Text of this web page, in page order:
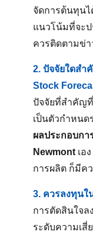
จัดการต้นทุน
แนวโน้มที่จะ
ควรติดตามข่า
2. ปัจจัยใดส
Stock
ปัจจัยที่สำคัญ
เป็นตัวกำหน
ผลประกอบกา
Newmont เอ
การผลิต ก็มีค
3. ควรลงทุนใ
การตัดสินใจ
ระดับความเสี่